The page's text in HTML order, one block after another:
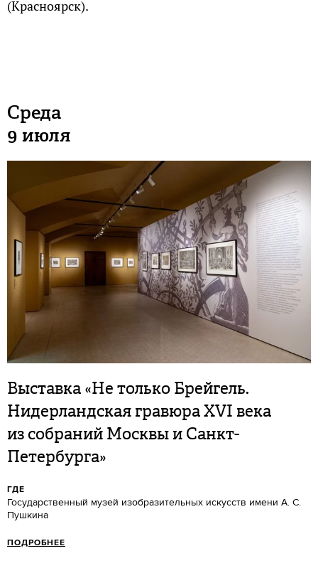
(Красноярск).
Среда
9 июля
Выставка «Не только Брейгель.
Нидерландская гравюра XVI века
из собраний Москвы и Санкт-
Петербурга»
ГДЕ
Государственный музей изобразительных искусств имени А. С.
Пушкина
ПОДРОБНЕЕ